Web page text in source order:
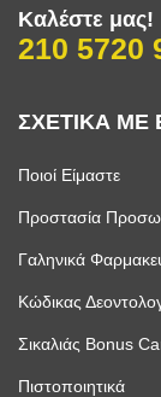
Καλέστε μας!
210 5720
ΣΧΕΤΙΚΑ ΜΕ
Ποιοί Είμαστε
Προστασία
Γαληνικά
Κώδικας
Σικαλιάς Bonus
Πιστοποιητικά